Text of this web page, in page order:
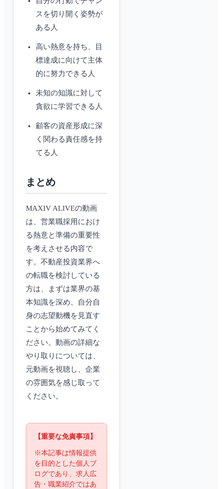
スを切り開く姿勢が
ある人
高い熱意を持ち、目
標達成に向けて主体
的に努力できる人
未知の知識に対して
貪欲に学習できる人
顧客の資産形成に深
く関わる責任感を持
てる人
まとめ
MAXIV ALIVEの動画
は、営業職採用におけ
る熱意と準備の重要性
を考えさせる内容で
す。不動産投資業界へ
の転職を検討している
方は、まずは業界の基
本知識を深め、自分自
身の志望動機を見直す
ことから始めてみてく
ださい。動画の詳細な
やり取りについては、
元動画を視聴し、企業
の雰囲気を感じ取って
ください。
【重要な免責事項】
※本記事は情報提供
を目的とした個人ブ
ログであり、求人広
告・職業紹介ではあ